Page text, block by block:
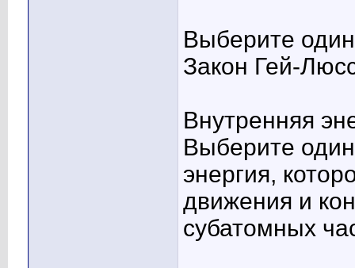
Выберите
Закон Гей-
Внутренняя
Выберите
энергия,
движения и
субатомных